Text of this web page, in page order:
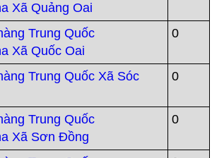
Xã Quảng Oai
Trung Quốc
Xã Quốc Oai
0
Trung Quốc Xã Sóc
0
Trung Quốc
Xã Sơn Đồng
0